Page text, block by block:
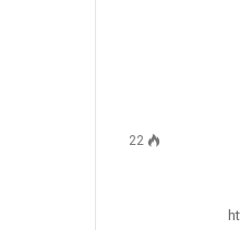
22